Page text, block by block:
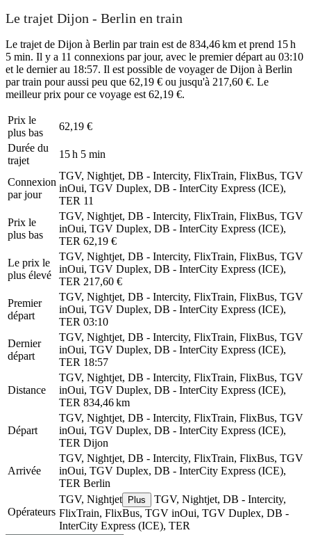
Le trajet Dijon - Berlin en train
Le trajet de Dijon à Berlin par train est de 834,46 km et prend 15 h
5 min. Il y a 11 connexions par jour, avec le premier départ au 03:10
et le dernier au 18:57. Il est possible de voyager de Dijon à Berlin
par train pour aussi peu que 62,19 € ou jusqu'à 217,60 €. Le
meilleur prix pour ce voyage est 62,19 €.
Prix ​​le
plus bas
62,19 €
Durée du
trajet
15 h 5 min
Connexion
par jour
TGV, Nightjet, DB - Intercity, FlixTrain, FlixBus, TGV
inOui, TGV Duplex, DB - InterCity Express (ICE),
TER 11
Prix ​​le
plus bas
TGV, Nightjet, DB - Intercity, FlixTrain, FlixBus, TGV
inOui, TGV Duplex, DB - InterCity Express (ICE),
TER 62,19 €
Le prix le
plus élevé
TGV, Nightjet, DB - Intercity, FlixTrain, FlixBus, TGV
inOui, TGV Duplex, DB - InterCity Express (ICE),
TER 217,60 €
Premier
départ
TGV, Nightjet, DB - Intercity, FlixTrain, FlixBus, TGV
inOui, TGV Duplex, DB - InterCity Express (ICE),
TER 03:10
Dernier
départ
TGV, Nightjet, DB - Intercity, FlixTrain, FlixBus, TGV
inOui, TGV Duplex, DB - InterCity Express (ICE),
TER 18:57
Distance
TGV, Nightjet, DB - Intercity, FlixTrain, FlixBus, TGV
inOui, TGV Duplex, DB - InterCity Express (ICE),
TER 834,46 km
Départ
TGV, Nightjet, DB - Intercity, FlixTrain, FlixBus, TGV
inOui, TGV Duplex, DB - InterCity Express (ICE),
TER Dijon
Arrivée
TGV, Nightjet, DB - Intercity, FlixTrain, FlixBus, TGV
inOui, TGV Duplex, DB - InterCity Express (ICE),
TER Berlin
Opérateurs
TGV, Nightjet Plus
TGV, Nightjet, DB - Intercity,
FlixTrain, FlixBus, TGV inOui, TGV Duplex, DB -
InterCity Express (ICE), TER
© CARTO, ©